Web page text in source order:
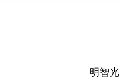
明智